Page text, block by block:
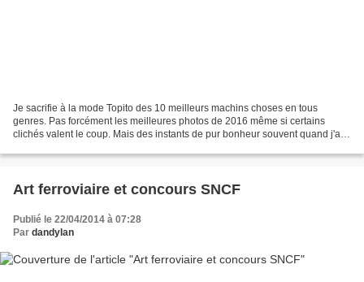
Je sacrifie à la mode Topito des 10 meilleurs machins choses en tous
genres. Pas forcément les meilleures photos de 2016 même si certains
clichés valent le coup. Mais des instants de pur bonheur souvent quand j'ai
Art ferroviaire et concours SNCF
Publié le 22/04/2014 à 07:28
Par dandylan